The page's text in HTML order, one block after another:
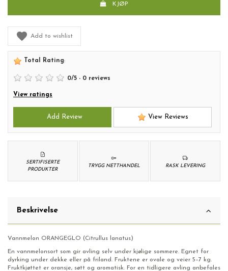
KJØP
Add to wishlist
Total Rating:
0/5 - 0 reviews
View ratings
Add Review View Reviews
RASK LEVERING
TRYGG NETTHANDEL
SERTIFISERTE
PRODUKTER
Beskrivelse
Vannmelon ORANGEGLO (Citrullus lanatus)
En vannmelonsort som gir avling selv under kjølige sommere. Egnet for
dyrking under dekke eller på friland. Fruktene er ovale og veier 5–7 kg.
Fruktkjøttet er oransje, søtt og aromatisk. For en tidligere avling anbefales